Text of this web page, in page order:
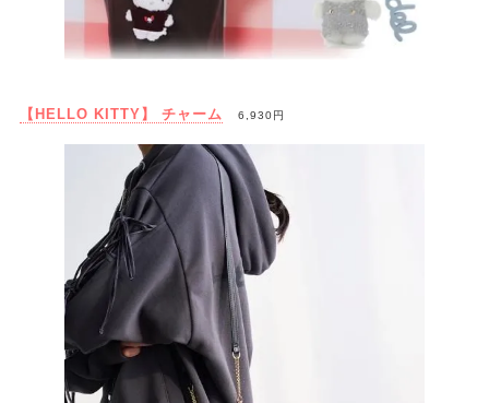
【HELLO KITTY】 チャーム 6,930円